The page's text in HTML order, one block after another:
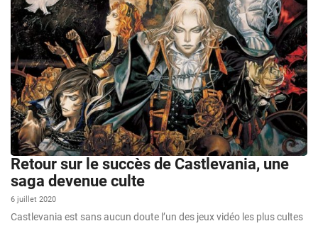
Retour sur le succès de Castlevania, une
saga devenue culte
6 juillet 2020
Castlevania est sans aucun doute l’un des jeux vidéo les plus cultes